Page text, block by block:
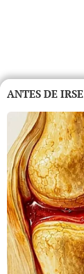
ANTES DE IRSE